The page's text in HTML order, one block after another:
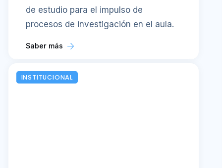
de estudio para el impulso de
procesos de investigación en el aula.
Saber más
INSTITUCIONAL